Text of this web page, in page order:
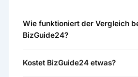
Wie funktioniert der Vergleich
BizGuide24?
Kostet BizGuide24 etwas?